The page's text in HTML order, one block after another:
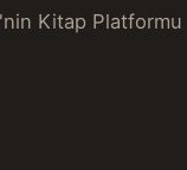
Kitap Platformu